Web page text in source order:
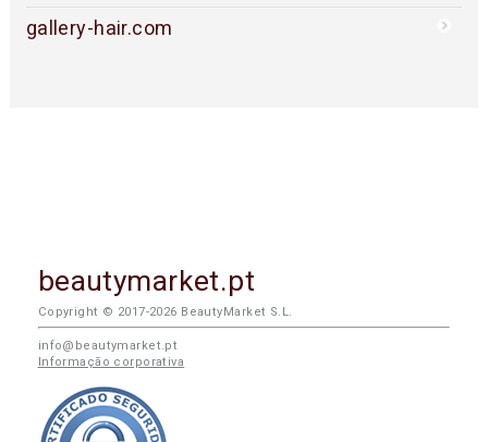
gallery-hair.com
beautymarket.pt
Copyright © 2017-2026 BeautyMarket S.L.
info@beautymarket.pt
Informação corporativa